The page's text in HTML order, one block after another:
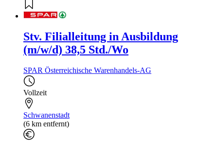
Stv. Filialleitung in Ausbildung
(m/w/d) 38,5 Std./Wo
SPAR Österreichische Warenhandels-AG
Vollzeit
Schwanenstadt
(6 km entfernt)